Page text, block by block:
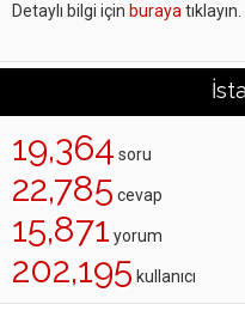
Detaylı bilgi için buraya tıklayın.
19,364 soru
22,785 cevap
15,871 yorum
202,195 kullanıcı